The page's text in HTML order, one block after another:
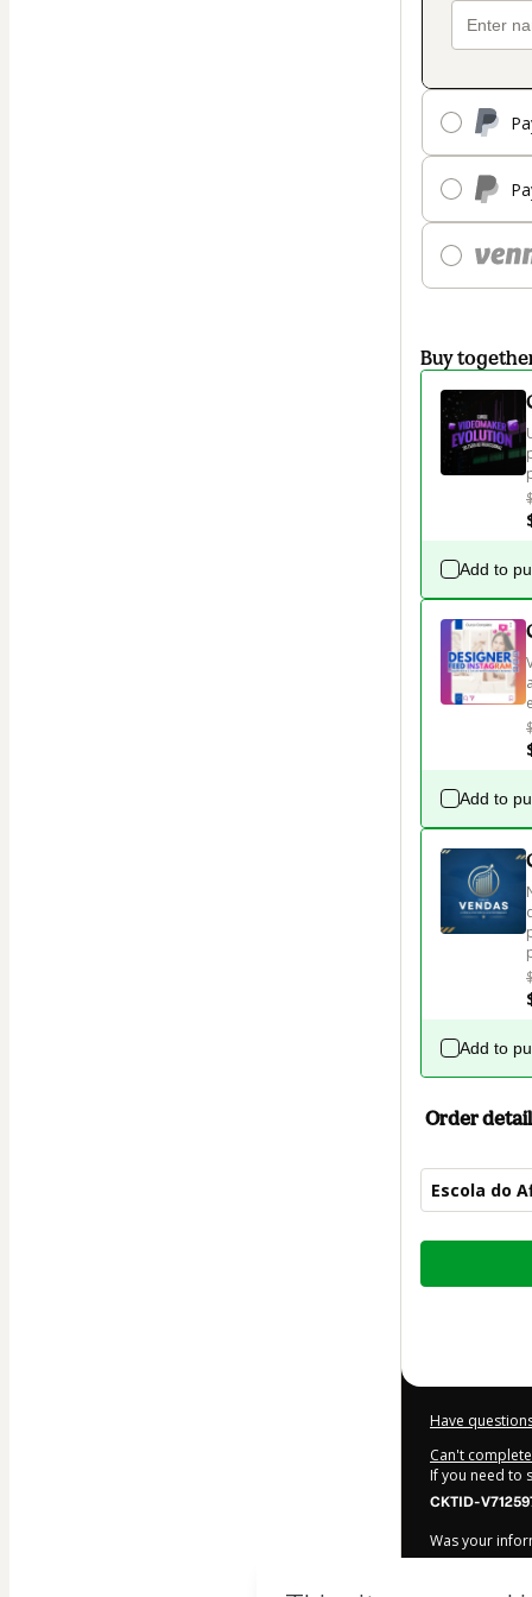
Buy
Add to
Add to
Add to
Order
Escola do
Total
Have
Can't
If you need to
CKTID-
Was your